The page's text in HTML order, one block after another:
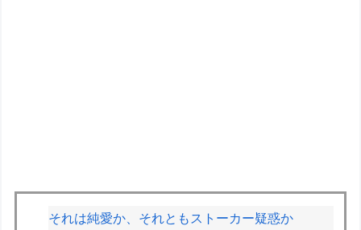
それは純愛か、それともストーカー疑惑か